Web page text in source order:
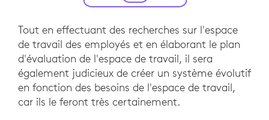
Tout en effectuant des recherches sur l'espace
de travail des employés et en élaborant le plan
d'évaluation de l'espace de travail, il sera
également judicieux de créer un système évolutif
en fonction des besoins de l'espace de travail,
car ils le feront très certainement.